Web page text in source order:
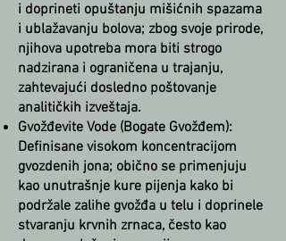
i doprineti opuštanju mišićnih spazama
i ublažavanju bolova; zbog svoje prirode,
njihova upotreba mora biti strogo
nadzirana i ograničena u trajanju,
zahtevajući dosledno poštovanje
analitičkih izveštaja.
Gvožđevite Vode (Bogate Gvožđem):
Definisane visokom koncentracijom
gvozdenih jona; obično se primenjuju
kao unutrašnje kure pijenja kako bi
podržale zalihe gvožđa u telu i doprinele
stvaranju krvnih zrnaca, često kao